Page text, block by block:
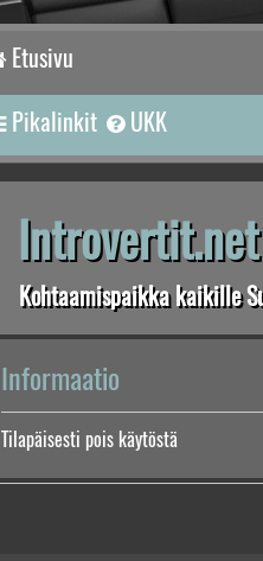
Etusivu
Pikalinkit UKK
Kohtaamispaikka kaikille
Informaatio
Tilapäisesti pois käytöstä